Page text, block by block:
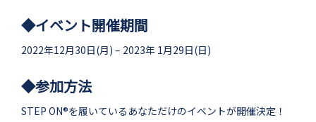
◆イベント開催期間
2022年12月30日(月) – 2023年 1月29日(日)
◆参加方法
STEP ON®を履いているあなただけのイベントが開催決定！